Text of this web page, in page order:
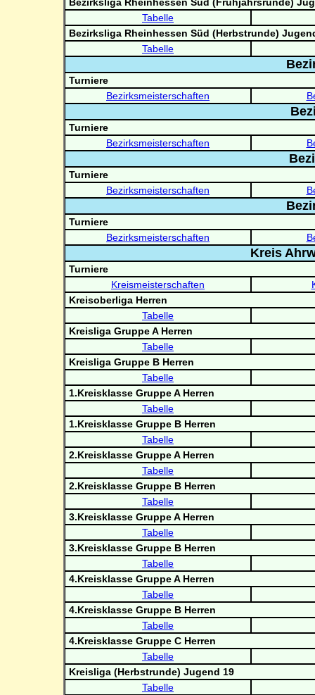
Tabelle
Bezirksliga Rheinhessen Süd (Herbstrunde)
Tabelle
Turniere
Bezirksmeisterschaften
Turniere
Bezirksmeisterschaften
Turniere
Bezirksmeisterschaften
Turniere
Bezirksmeisterschaften
Kreis
Turniere
Kreismeisterschaften
Kreisoberliga Herren
Tabelle
Kreisliga Gruppe A Herren
Tabelle
Kreisliga Gruppe B Herren
Tabelle
1.Kreisklasse Gruppe A Herren
Tabelle
1.Kreisklasse Gruppe B Herren
Tabelle
2.Kreisklasse Gruppe A Herren
Tabelle
2.Kreisklasse Gruppe B Herren
Tabelle
3.Kreisklasse Gruppe A Herren
Tabelle
3.Kreisklasse Gruppe B Herren
Tabelle
4.Kreisklasse Gruppe A Herren
Tabelle
4.Kreisklasse Gruppe B Herren
Tabelle
4.Kreisklasse Gruppe C Herren
Tabelle
Kreisliga (Herbstrunde) Jugend 19
Tabelle